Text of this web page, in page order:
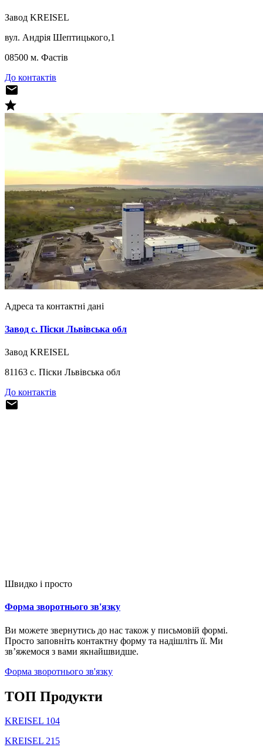
Завод KREISEL
вул. Андрія Шептицького,1
08500 м. Фастів
До контактів
Адреса та контактні дані
Завод c. Піски Львівська обл
Завод KREISEL
81163 с. Піски Львівська обл
До контактів
Швидко і просто
Форма зворотнього зв'язку
Ви можете звернутись до нас також у письмовій формі.
Просто заповніть контактну форму та надішліть її. Ми
зв’яжемося з вами якнайшвидше.
Форма зворотнього зв'язку
TOП Продукти
KREISEL 104
KREISEL 215